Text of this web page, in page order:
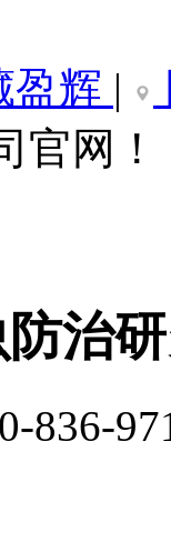
盈辉 |
官网！
治
836-